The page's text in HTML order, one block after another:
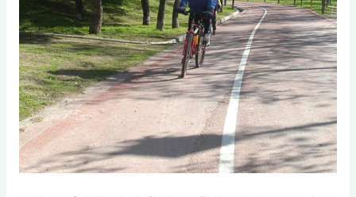
conexión
ciclista
y
peatonal
entre
el
carril
bici
de